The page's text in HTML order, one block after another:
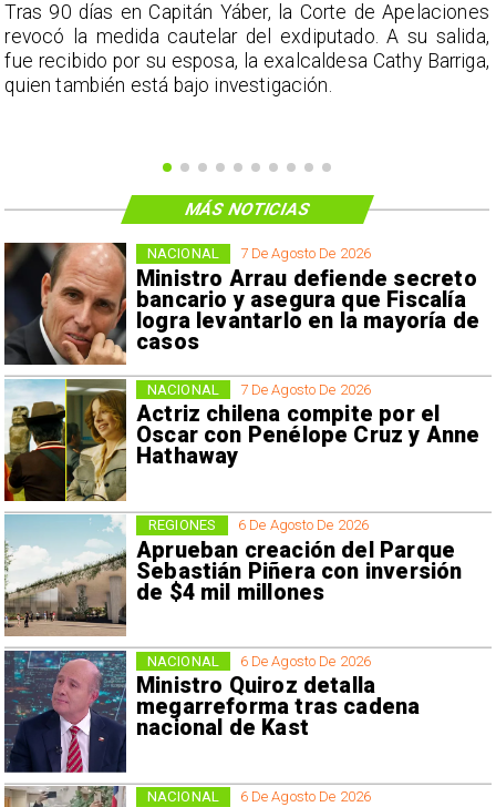
Tras 90 días en Capitán Yáber, la Corte de Apelaciones
revocó la medida cautelar del exdiputado. A su salida,
fue recibido por su esposa, la exalcaldesa Cathy Barriga,
quien también está bajo investigación.
7 De Agosto De 2026
Ministro Arrau defiende secreto
bancario y asegura que Fiscalía
logra levantarlo en la mayoría de
casos
NACIONAL
7 De Agosto De 2026
Actriz chilena compite por el
Oscar con Penélope Cruz y Anne
Hathaway
NACIONAL
6 De Agosto De 2026
Aprueban creación del Parque
Sebastián Piñera con inversión
de $4 mil millones
REGIONES
6 De Agosto De 2026
Ministro Quiroz detalla
megarreforma tras cadena
nacional de Kast
NACIONAL
6 De Agosto De 2026
NACIONAL
MÁS NOTICIAS